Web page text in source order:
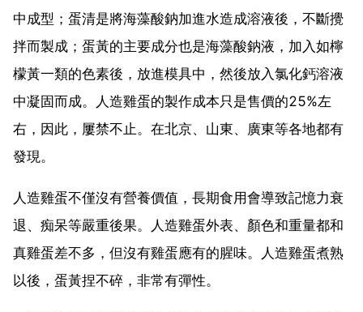
中成型；蛋清是將海藻酸鈉加進水造成溶液後，不斷攪
拌而製成；蛋黃的主要成分也是海藻酸鈉液，加入如檸
檬黃一類的色素後，放進模具中，然後放入氯化鈣溶液
中凝固而成。人造雞蛋的製作成本只是售價的25%左
右，因此，屢禁不止。在北京、山東、廣東等各地都有
發現。
人造雞蛋不僅沒有營養價值，長期食用會導致記憶力衰
退、痴呆等嚴重後果。人造雞蛋外表、顏色和重量都和
真雞蛋差不多，但沒有雞蛋應有的腥味。人造雞蛋煮熟
以後，蛋黃捏不碎，非常有彈性。